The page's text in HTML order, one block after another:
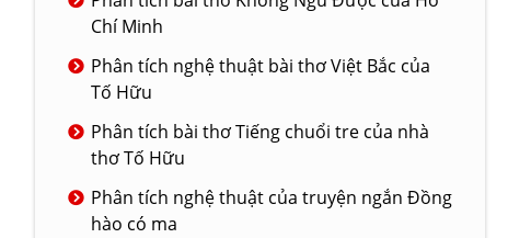
Chí Minh
Phân tích nghệ thuật bài thơ Việt Bắc của
Tố Hữu
Phân tích bài thơ Tiếng chuổi tre của nhà
thơ Tố Hữu
Phân tích nghệ thuật của truyện ngắn Đồng
hào có ma